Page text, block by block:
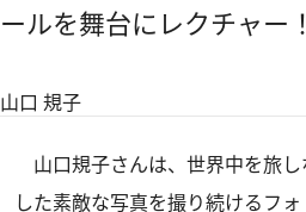
ールを舞台にレクチャー！
山口 規子
山口規子さんは、世界中を旅
した素敵な写真を撮り続けるフ